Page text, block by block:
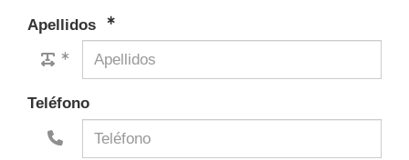
Apellidos
Teléfono